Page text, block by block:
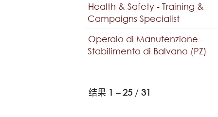
Health & Safety - Training &
Campaigns Specialist
Operaio di Manutenzione -
Stabilimento di Balvano (PZ)
结果 1 – 25 / 31